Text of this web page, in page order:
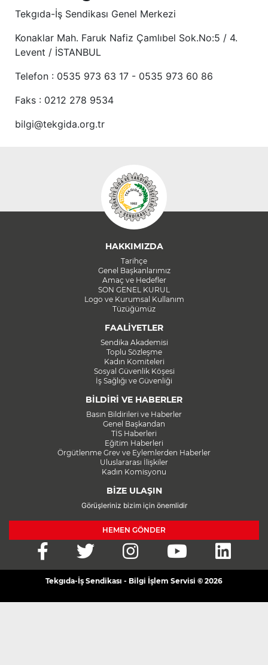
Tekgıda-İş Sendikası Genel Merkezi
Konaklar Mah. Faruk Nafiz Çamlıbel Sok.No:5 / 4.
Levent / İSTANBUL
Telefon : 0535 973 63 17 - 0535 973 60 86
Faks : 0212 278 9534
bilgi@tekgida.org.tr
HAKKIMIZDA
Tarihçe
Genel Başkanlarımız
Amaç ve Hedefler
SON GENEL KURUL
Logo ve Kurumsal Kullanım
Tüzüğümüz
FAALİYETLER
Sendika Akademisi
Toplu Sözleşme
Kadın Komiteleri
Sosyal Güvenlik Köşesi
İş Sağlığı ve Güvenliği
BİLDİRİ VE HABERLER
Basın Bildirileri ve Haberler
Genel Başkandan
TİS Haberleri
Eğitim Haberleri
Örgütlenme Grev ve Eylemlerden Haberler
Uluslararası İlişkiler
Kadın Komisyonu
BİZE ULAŞIN
Görüşleriniz bizim için önemlidir
HEMEN GÖNDER
Tekgıda-İş Sendikası - Bilgi İşlem Servisi © 2026